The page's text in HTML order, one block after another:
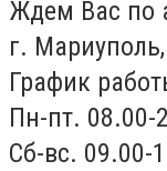
Ждем Вас по
г.
График
Пн-пт. 08.00-
Сб-вс. 09.00-